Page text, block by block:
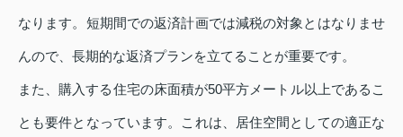
なります。短期間での返済計画では減税の対象とはなりませ
んので、長期的な返済プランを立てることが重要です。
また、購入する住宅の床面積が50平方メートル以上であるこ
とも要件となっています。これは、居住空間としての適正な